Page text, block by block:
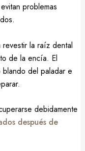
problemas
la raíz dental
de la encía. El
del paladar e
debidamente
después de